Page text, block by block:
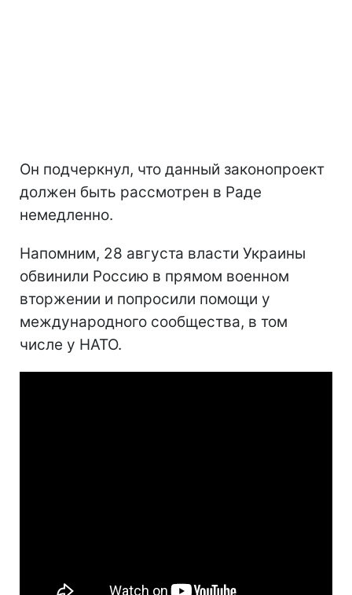
Он подчеркнул, что данный законопроект
должен быть рассмотрен в Раде
немедленно.
Напомним, 28 августа власти Украины
обвинили Россию в прямом военном
вторжении и попросили помощи у
международного сообщества, в том
числе у НАТО.